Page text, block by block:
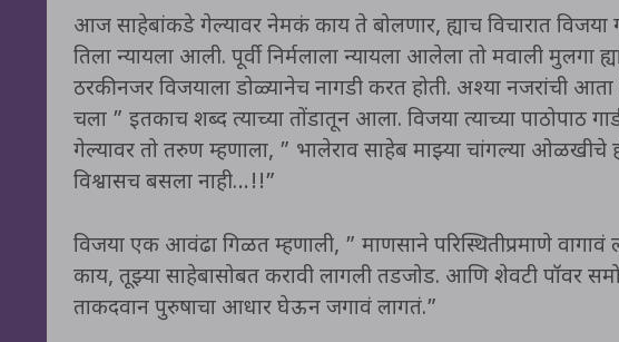
आज साहेबांकडे गेल्यावर नेमकं काय ते बोलणार, ह्याच विचारात
तिला न्यायला आली. पूर्वी निर्मलाला न्यायला आलेला तो मवाली मुलगा
ठरकी नजर विजयाला डोळ्यानेच नागडी करत होती. अश्या नजरांची
चला ” इतकाच शब्द त्याच्या तोंडातून आला. विजया त्याच्या पाठोपाठ
गेल्यावर तो तरुण म्हणाला, ” भालेराव साहेब माझ्या चांगल्या ओळखीचे
विश्वासच बसला नाही…!!”
विजया एक आवंढा गिळत म्हणाली, ” माणसाने परिस्थितीप्रमाणे वागावं
काय, तूझ्या साहेबासोबत करावी लागली तडजोड. आणि शेवटी पॉवर
ताकदवान पुरुषाचा आधार घेऊन जगावं लागतं.”